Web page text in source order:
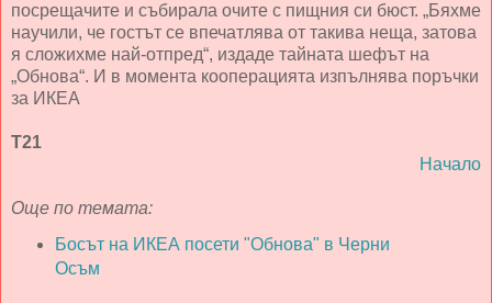
посрещачите и събирала очите с пищния си бюст. „Бяхме
научили, че гостът се впечатлява от такива неща, затова
я сложихме най-отпред“, издаде тайната шефът на
„Обнова“. И в момента кооперацията изпълнява поръчки
за ИКЕА
Т21
Начало
Още по темата:
Босът на ИКЕА посети "Обнова" в Черни
Осъм